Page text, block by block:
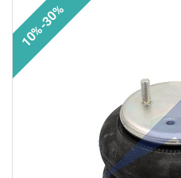
10%-30%